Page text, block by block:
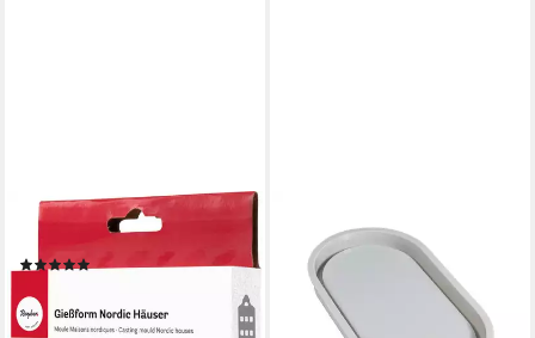
RAYHER
(1)
lieferbar - in 4-5 Werktagen bei dir
Modellierwerkzeug Silikon
Gießform Untersetzer Oval,
19 cm x 10,5 cm Füllmenge
150 ml